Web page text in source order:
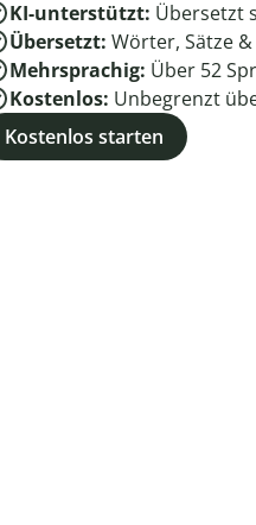
KI-unterstützt: Übersetzt
Übersetzt: Wörter, Sätze
Mehrsprachig: Über 52
Kostenlos: Unbegrenzt
Kostenlos starten